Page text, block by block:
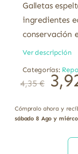
Galletas
ingredientes
conservación
Ver descripción
Categorías:
4,35€
Cómpralo ahora y
sábado 8 Ago y